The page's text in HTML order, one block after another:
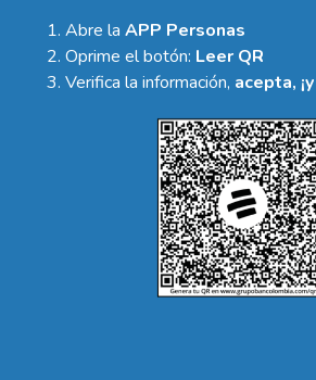
Abre la APP Personas
Oprime el botón: Leer QR
Verifica la información, acepta,